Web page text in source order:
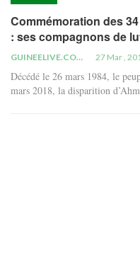
Commémoration des
: ses compagnons de
GUINEELIVE.COM 27 Mar ,
Décédé le 26 mars 1984, le
mars 2018, la disparition